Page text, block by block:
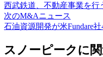
西武鉄道、不動産事業を
次のM&Aニュース
石油資源開発が米Fundare
スノーピークに